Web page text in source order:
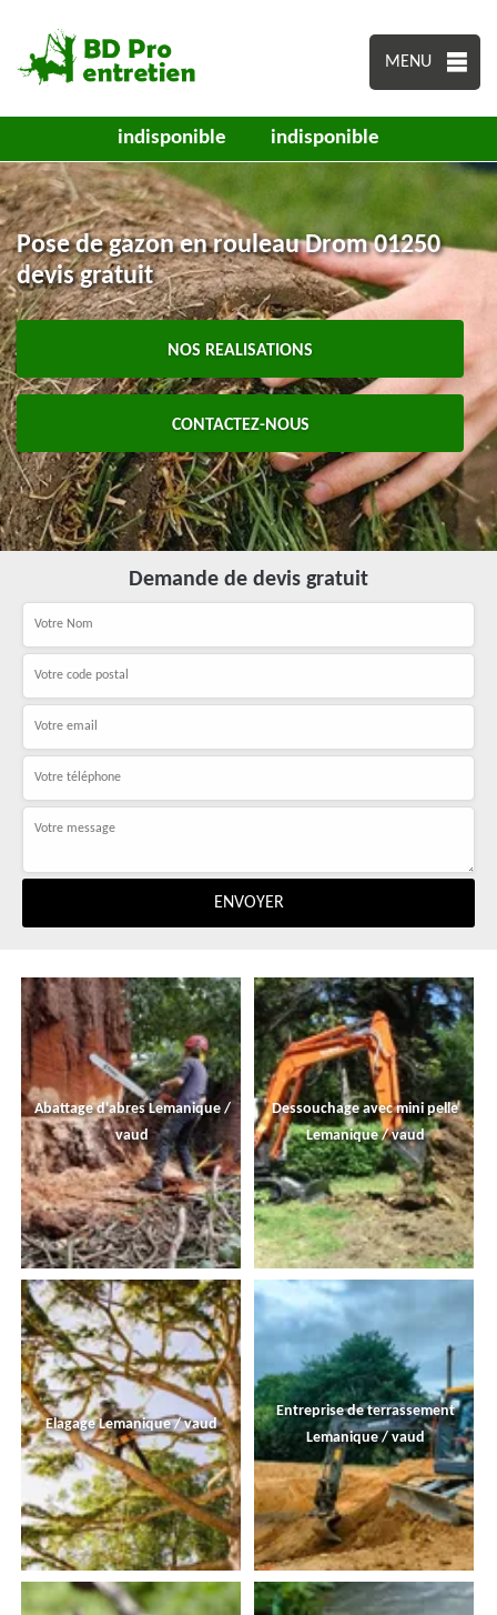
MENU
indisponible indisponible
Pose de gazon en rouleau Drom 01250
devis gratuit
NOS REALISATIONS
CONTACTEZ-NOUS
Demande de devis gratuit
Abattage d'abres Lemanique /
vaud
Dessouchage avec mini pelle
Lemanique / vaud
Elagage Lemanique / vaud
Entreprise de terrassement
Lemanique / vaud